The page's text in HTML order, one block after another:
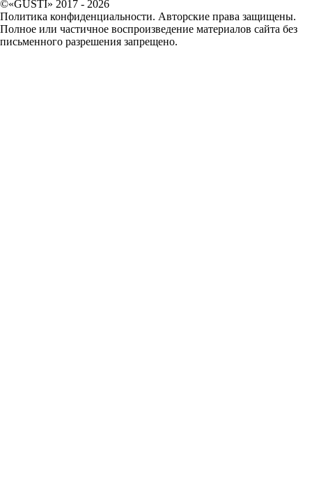
©«GUSTI» 2017 - 2026
Политика конфиденциальности. Авторские права защищены.
Полное или частичное воспроизведение материалов сайта без
письменного разрешения запрещено.